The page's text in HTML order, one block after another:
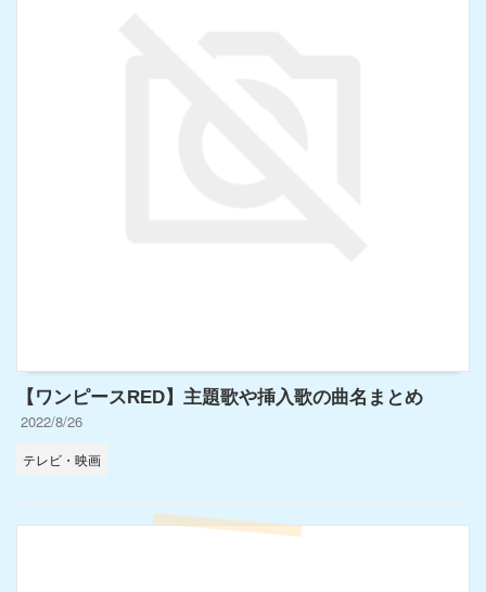
【ワンピースRED】主題歌や挿入歌の曲名まとめ
2022/8/26
テレビ・映画